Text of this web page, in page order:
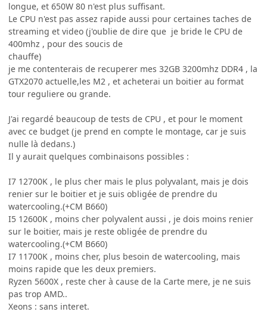
longue, et 650W 80 n'est plus suffisant.
Le CPU n'est pas assez rapide aussi pour certaines taches de
streaming et video (j'oublie de dire que je bride le CPU de
400mhz , pour des soucis de
chauffe)
je me contenterais de recuperer mes 32GB 3200mhz DDR4 , la
GTX2070 actuelle,les M2 , et acheterai un boitier au format
tour reguliere ou grande.
J'ai regardé beaucoup de tests de CPU , et pour le moment
avec ce budget (je prend en compte le montage, car je suis
nulle là dedans.)
Il y aurait quelques combinaisons possibles :
I7 12700K , le plus cher mais le plus polyvalant, mais je dois
renier sur le boitier et je suis obligée de prendre du
watercooling.(+CM B660)
I5 12600K , moins cher polyvalent aussi , je dois moins renier
sur le boitier, mais je reste obligée de prendre du
watercooling.(+CM B660)
I7 11700K , moins cher, plus besoin de watercooling, mais
moins rapide que les deux premiers.
Ryzen 5600X , reste cher à cause de la Carte mere, je ne suis
pas trop AMD..
Xeons : sans interet.